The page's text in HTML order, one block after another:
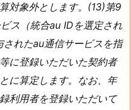
対象外とします。(13)第9
ス（統合au IDを選定され
れたau通信サービスを指
に登録いただいた契約者
に算定します。なお、年
利用者を登録いただいて